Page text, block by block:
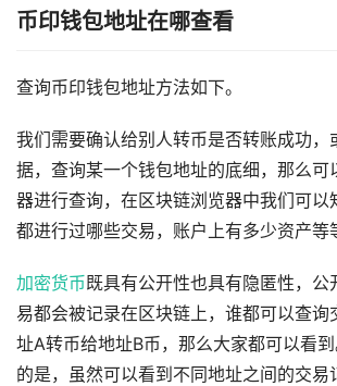
币印钱包地址在哪查看
查询币印钱包地址方法如下。
我们需要确认给别人转币是否转账成功，
据，查询某一个钱包地址的底细，那么可
器进行查询，在区块链浏览器中我们可以
都进行过哪些交易，账户上有多少资产等
加密货币既具有公开性也具有隐匿性，公
易都会被记录在区块链上，谁都可以查询
址A转币给地址B币，那么大家都可以看
的是，虽然可以看到不同地址之间的交易